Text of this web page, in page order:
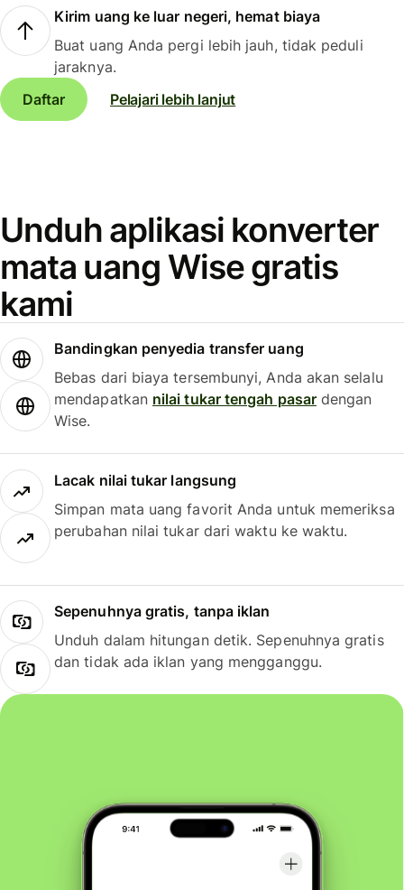
Kirim uang ke luar negeri, hemat biaya
Buat uang Anda pergi lebih jauh, tidak peduli
jaraknya.
Daftar
Pelajari lebih lanjut
Unduh aplikasi konverter
mata uang Wise gratis
kami
Bandingkan penyedia transfer uang
Bebas dari biaya tersembunyi, Anda akan selalu
mendapatkan nilai tukar tengah pasardengan
Wise.
Lacak nilai tukar langsung
Simpan mata uang favorit Anda untuk memeriksa
perubahan nilai tukar dari waktu ke waktu.
Sepenuhnya gratis, tanpa iklan
Unduh dalam hitungan detik. Sepenuhnya gratis
dan tidak ada iklan yang mengganggu.